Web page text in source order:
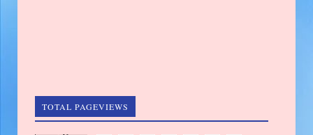
TOTAL PAGEVIEWS